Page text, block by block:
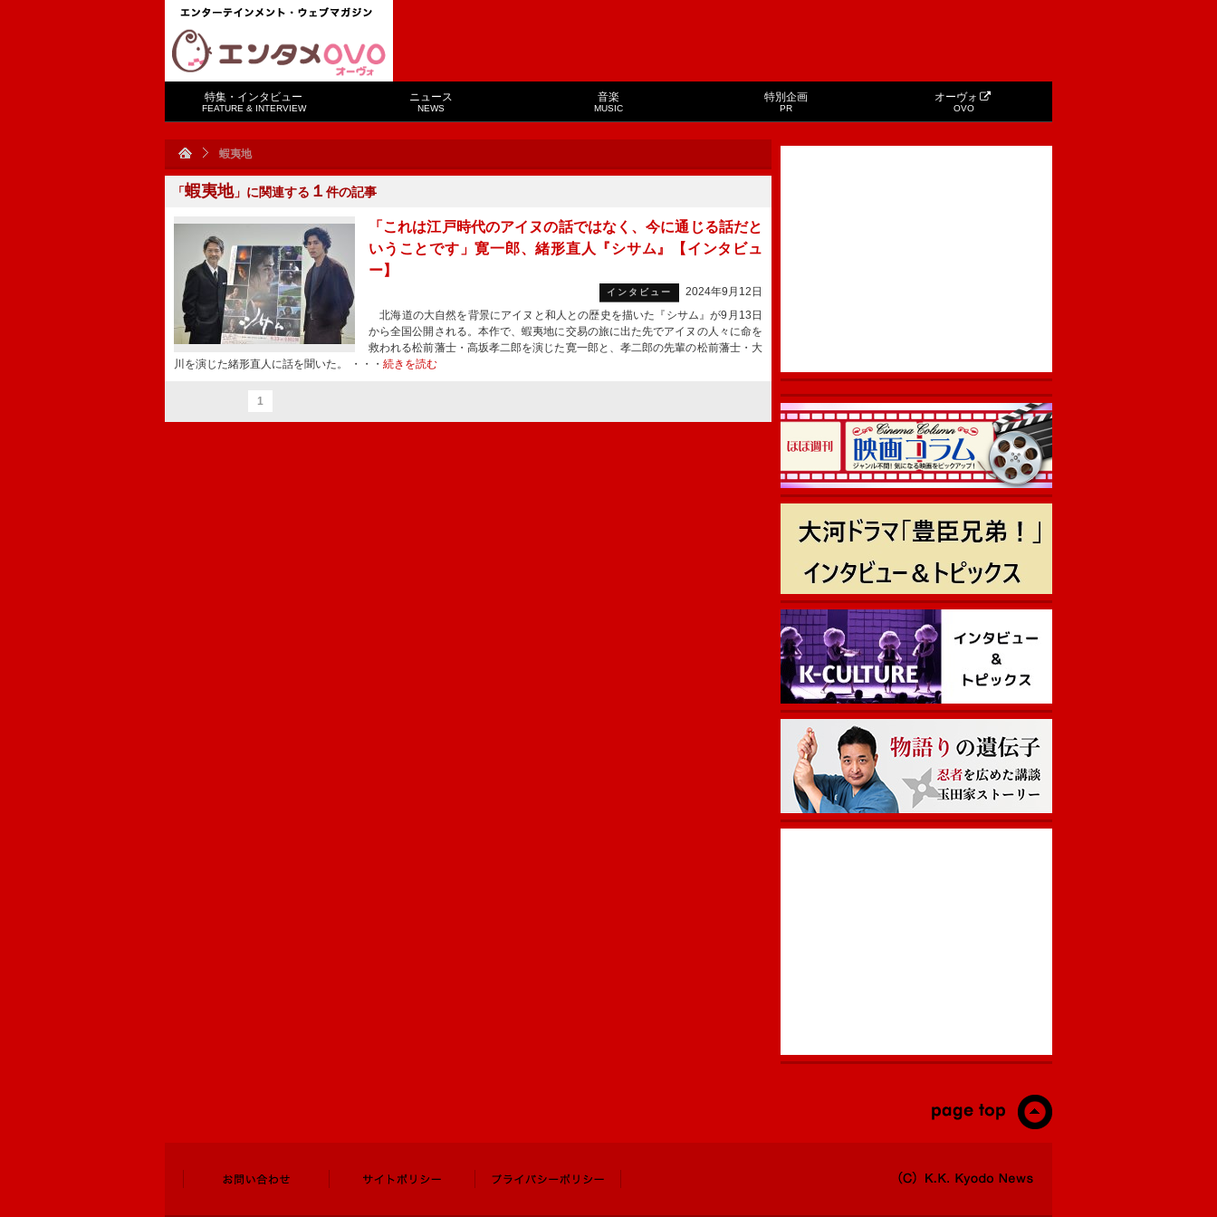
特集・インタビュー
FEATURE & INTERVIEW
ニュース
NEWS
音楽
MUSIC
特別企画
PR
オーヴォ
OVO
蝦夷地
「蝦夷地」に関連する １ 件の記事
「これは江戸時代のアイヌの話ではなく、今に通じる話だと
いうことです」寛一郎、緒形直人『シサム』【インタビュ
ー】
インタビュー
2024年9月12日
北海道の大自然を背景にアイヌと和人との歴史を描いた『シサム』が9月13日
から全国公開される。本作で、蝦夷地に交易の旅に出た先でアイヌの人々に命を
救われる松前藩士・高坂孝二郎を演じた寛一郎と、孝⼆郎の先輩の松前藩⼠・大
川を演じた緒形直人に話を聞いた。 ・・・ 続きを読む
1